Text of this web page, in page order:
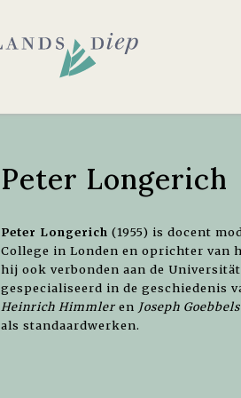
Peter Longerich
Peter Longerich (1955) is docent
College in Londen en oprichter van
hij ook verbonden aan de
gespecialiseerd in de geschiedenis
Heinrich Himmler en Joseph Goebbels
als standaardwerken.